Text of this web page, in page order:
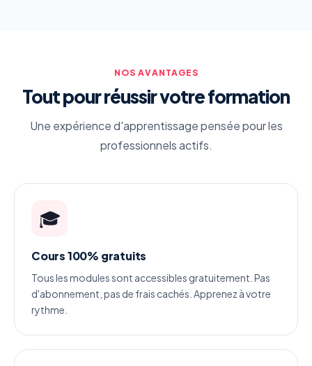
NOS AVANTAGES
Tout pour réussir votre formation
Une expérience d'apprentissage pensée pour les
professionnels actifs.
🎓
Cours 100% gratuits
Tous les modules sont accessibles gratuitement. Pas
d'abonnement, pas de frais cachés. Apprenez à votre
rythme.